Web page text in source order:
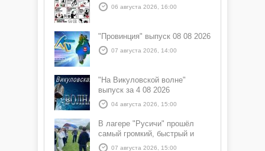
06 августа 2026, 16:00
"Провинция" выпуск 08 08 2026
07 августа 2026, 14:00
"На Викуловской волне"
выпуск за 4 08 2026
04 августа 2026, 15:00
В лагере "Русичи" прошёл
самый громкий, быстрый и
азартный час дня — Спортчас
07 августа 2026, 15:00